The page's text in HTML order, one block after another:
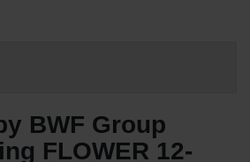
BWF Group
FLOWER 12-